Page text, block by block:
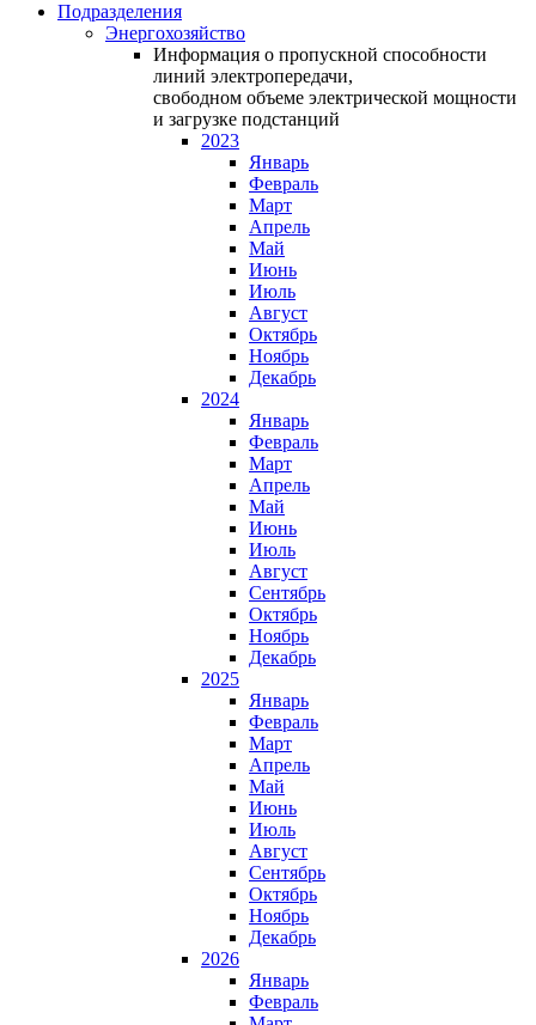
Подразделения
Энергохозяйство
Информация о пропускной способности
линий электропередачи,
свободном объеме электрической мощности
и загрузке подстанций
2023
Январь
Февраль
Март
Апрель
Май
Июнь
Июль
Август
Октябрь
Ноябрь
Декабрь
2024
Январь
Февраль
Март
Апрель
Май
Июнь
Июль
Август
Сентябрь
Октябрь
Ноябрь
Декабрь
2025
Январь
Февраль
Март
Апрель
Май
Июнь
Июль
Август
Сентябрь
Октябрь
Ноябрь
Декабрь
2026
Январь
Февраль